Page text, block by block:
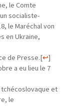
le Comte
socialiste-
le Maréchal von
en Ukraine,
de Presse.[↩]
a eu lieu le 7
tchécoslovaque et
le